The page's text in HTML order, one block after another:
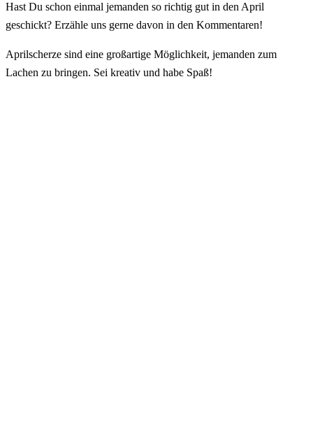
Hast Du schon einmal jemanden so richtig gut in den April
geschickt? Erzähle uns gerne davon in den Kommentaren!
Aprilscherze sind eine großartige Möglichkeit, jemanden zum
Lachen zu bringen. Sei kreativ und habe Spaß!